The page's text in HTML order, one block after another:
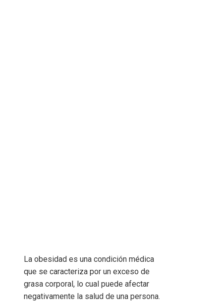
La obesidad es una condición médica
que se caracteriza por un exceso de
grasa corporal, lo cual puede afectar
negativamente la salud de una persona.